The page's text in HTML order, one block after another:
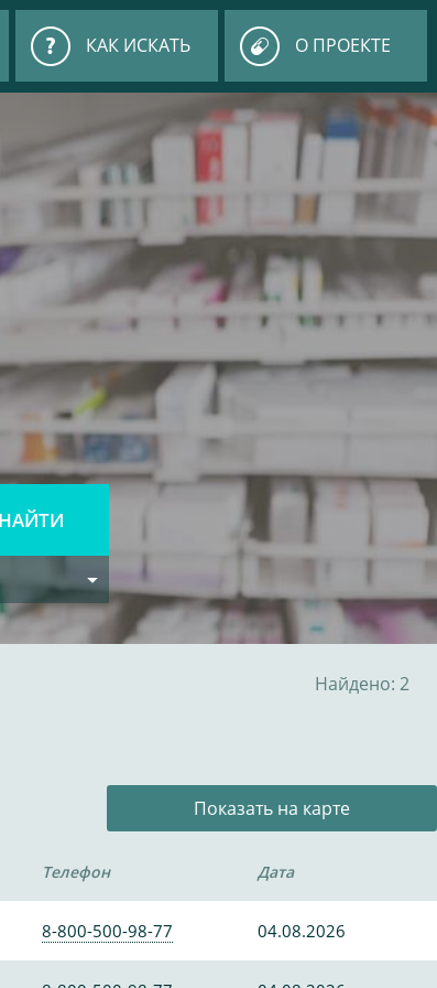
КАК ИСКАТЬ О ПРОЕКТЕ
Найдено: 2
Показать на карте
Телефон Дата
8-800-500-98-77 04.08.2026